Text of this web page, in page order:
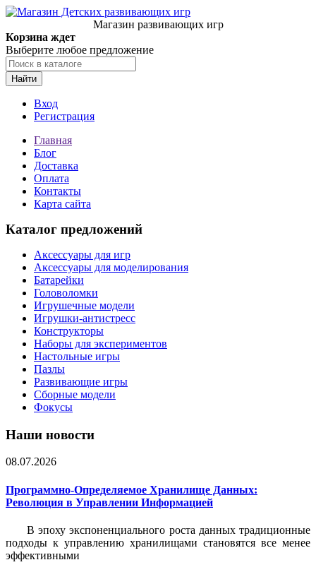
Магазин развивающих игр
Корзина ждет
Выберите любое предложение
Найти
Вход
Регистрация
Главная
Блог
Доставка
Оплата
Контакты
Карта сайта
Каталог предложений
Аксессуары для игр
Аксессуары для моделирования
Батарейки
Головоломки
Игрушечные модели
Игрушки-антистресс
Конструкторы
Наборы для экспериментов
Настольные игры
Пазлы
Развивающие игры
Сборные модели
Фокусы
Наши новости
08.07.2026
Программно-Определяемое Хранилище Данных:
Революция в Управлении Информацией
В эпоху экспоненциального роста данных традиционные
подходы к управлению хранилищами становятся все менее
эффективными